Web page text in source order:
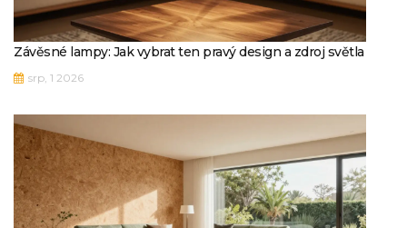
Závěsné lampy: Jak vybrat ten pravý design a zdroj světla
srp, 1 2026